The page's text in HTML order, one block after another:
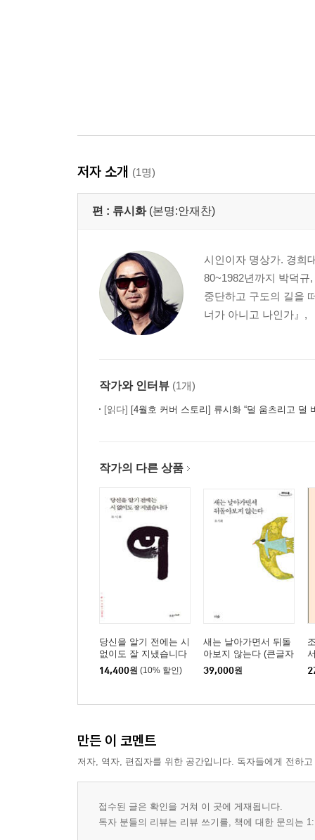
저자 소개 (1명)
편 : 류시화 (본명:안재찬)
시인이자 명상가. 경희
80~1982년까지 박덕규
중단하고 구도의 길을
너가 아니고 나인가』,
작가와 인터뷰 (1개)
[읽다] [4월호 커버 스토리] 류시화 “덜 움츠리고 덜 비난
작가의 다른 상품
당신을 알기 전에는 시
없이도 잘 지냈습니다
14,400원 (10% 할인)
새는 날아가면서 뒤돌
아보지 않는다 (큰글자
도서)
39,000원
만든 이 코멘트
저자, 역자, 편집자를 위한 공간입니다. 독자들에게 전하
접수된 글은 확인을 거쳐 이 곳에 게재됩니다.
독자 분들의 리뷰는 리뷰 쓰기를, 책에 대한 문의는